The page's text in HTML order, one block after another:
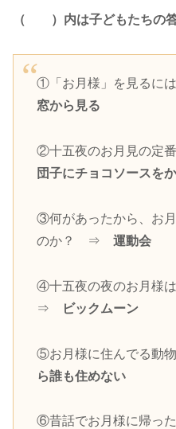
（ ）内は子どもたちの答
①「お月様」を見る
窓から見る
②十五夜のお月見の
団子にチョコソースを
③何があったから、お
のか？ ⇒ 運動会
④十五夜の夜のお月様
⇒
ビックムーン
⑤お月様に住んでる
ら誰も住めない
⑥昔話でお月様に帰